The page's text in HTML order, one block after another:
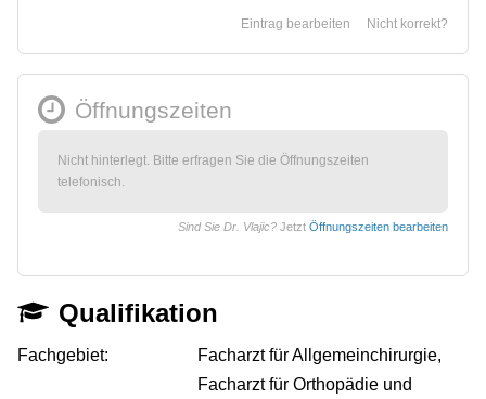
Nicht korrekt?
Eintrag bearbeiten
Öffnungszeiten
Nicht hinterlegt. Bitte erfragen Sie die Öffnungszeiten
telefonisch.
Sind Sie Dr. Vlajic? Jetzt Öffnungszeiten bearbeiten
Qualifikation
Fachgebiet:
Facharzt für Allgemeinchirurgie,
Facharzt für Orthopädie und